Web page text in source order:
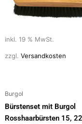
inkl. 19 % MwSt.
zzgl. Versandkosten
Burgol
Bürstenset mit Burgol
Rosshaarbürsten 15,